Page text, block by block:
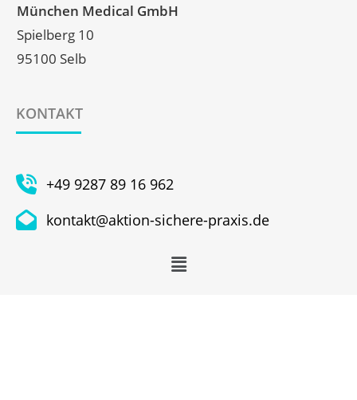
München Medical GmbH
Spielberg 10
95100 Selb
KONTAKT
+49 9287 89 16 962
kontakt@aktion-sichere-praxis.de